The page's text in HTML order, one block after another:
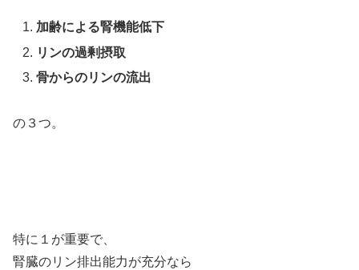
加齢による腎機能低下
リンの過剰摂取
骨からのリンの流出
の３つ。
特に１が重要で、
腎臓のリン排出能力が充分なら